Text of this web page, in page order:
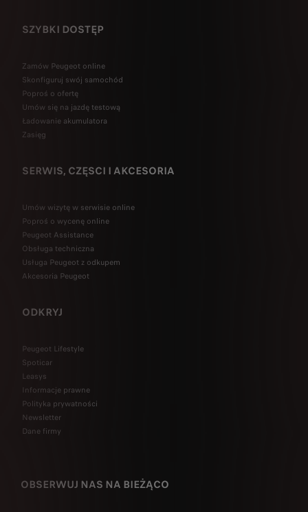
SZYBKI DOSTĘP
Zamów Peugeot online
Skonfiguruj swój samochód
Poproś o ofertę
Umów się na jazdę testową
Ładowanie akumulatora
Zasięg
SERWIS, CZĘSCI I AKCESORIA
Umów wizytę w serwisie online
Poproś o wycenę online
Peugeot Assistance
Obsługa techniczna
Usługa Peugeot z odkupem
Akcesoria Peugeot
ODKRYJ
Peugeot Lifestyle
Spoticar
Leasys
Informacje prawne
Polityka prywatności
Newsletter
Dane firmy
OBSERWUJ NAS NA BIEŻĄCO